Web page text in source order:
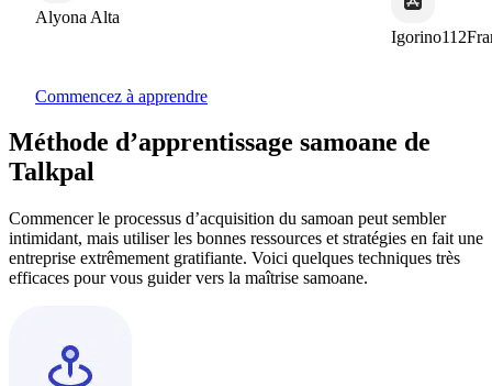
Alyona Alta
Igorino112France
Commencez à apprendre
Méthode d’apprentissage samoane de
Talkpal
Commencer le processus d’acquisition du samoan peut sembler
intimidant, mais utiliser les bonnes ressources et stratégies en fait une
entreprise extrêmement gratifiante. Voici quelques techniques très
efficaces pour vous guider vers la maîtrise samoane.